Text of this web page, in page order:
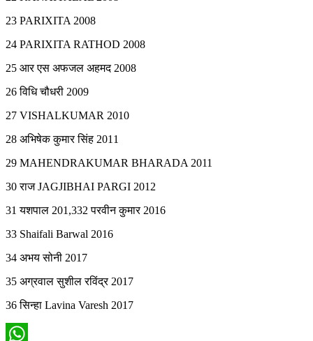
23 PARIXITA 2008
24 PARIXITA RATHOD 2008
25 आर एस अफजल अहमद 2008
26 विधि चौधरी 2009
27 VISHALKUMAR 2010
28 अभिषेक कुमार सिंह 2011
29 MAHENDRAKUMAR BHARADA 2011
30 राज JAGJIBHAI PARGI 2012
31 यशपाल 201,332 परवीन कुमार 2016
33 Shaifali Barwal 2016
34 अभय सोनी 2017
35 अग्रवाल सुशील रविंद्र 2017
36 सिन्हा Lavina Varesh 2017